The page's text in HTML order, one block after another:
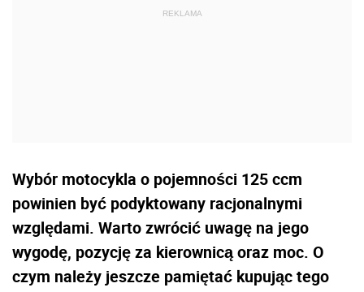
Wybór motocykla o pojemności 125 ccm
powinien być podyktowany racjonalnymi
względami. Warto zwrócić uwagę na jego
wygodę, pozycję za kierownicą oraz moc. O
czym należy jeszcze pamiętać kupując tego